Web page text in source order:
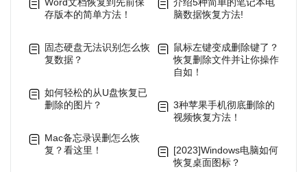
存版本的简单方法！
固态硬盘无法识别怎么恢
复数据？
如何轻松的从U盘恢复已
删除的图片？
Mac备忘录误删怎么恢
复？看这里！
脑数据恢复方法!
鼠标左键变成删除键了？
恢复删除文件并让你操作
自如！
3种苹果手机彻底删除的
视频恢复方法！
[2023]Windows电脑如何
恢复桌面图标？